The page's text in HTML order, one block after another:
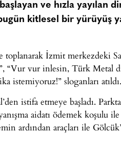
ve hızla yayılan
kitlesel bir yürüyüş
İzmit merkezdeki
“Vur vur inlesin, Türk Metal
istemiyoruz!” sloganları atıldı.
istifa etmeye başladı.
aidatı ödemek koşulu
ardından araçları ile